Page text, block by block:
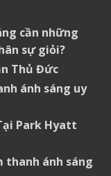
cần những
sự giỏi?
Thủ Đức
ánh sáng uy
Park Hyatt
thanh ánh sáng